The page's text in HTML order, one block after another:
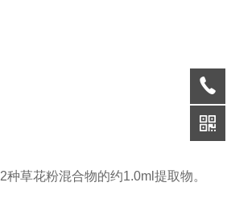
草花粉混合物的约1.0ml提取物。